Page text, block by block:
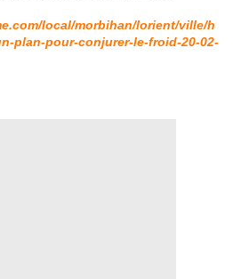
local/morbihan/lorient/ville/h
plan-pour-conjurer-le-froid-20-02-